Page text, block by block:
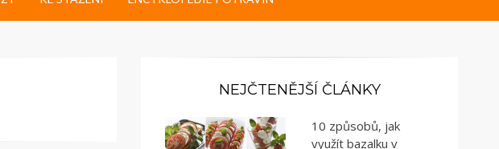
NEJČTENĚJŠÍ ČLÁNKY
10 způsobů, jak
využít bazalku v